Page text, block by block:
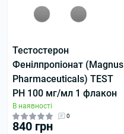
Тестостерон
Фенілпропіонат (Magnus
Pharmaceuticals) TEST
PH 100 мг/мл 1 флакон
В наявності
0
840 грн